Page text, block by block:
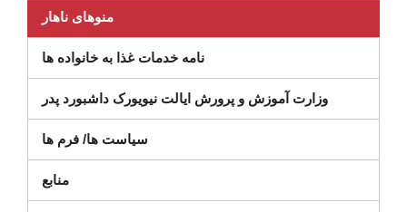
منوهای ناهار
نامه خدمات غذا به خانواده ها
وزارت آموزش و پرورش ایالت نیویورک داشبورد پدرپنجره جدید)
سیاست ها/ فرم ها
منابع